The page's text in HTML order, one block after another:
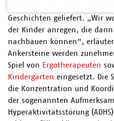
Geschichten geliefert. „Wir
der Kinder anregen, die
nachbauen können“,
Ankersteine werden
Spiel von Ergotherapeuten
Kindergärten eingesetzt. Die
die Konzentration und
der sogenannten
Hyperaktivitätsstörung